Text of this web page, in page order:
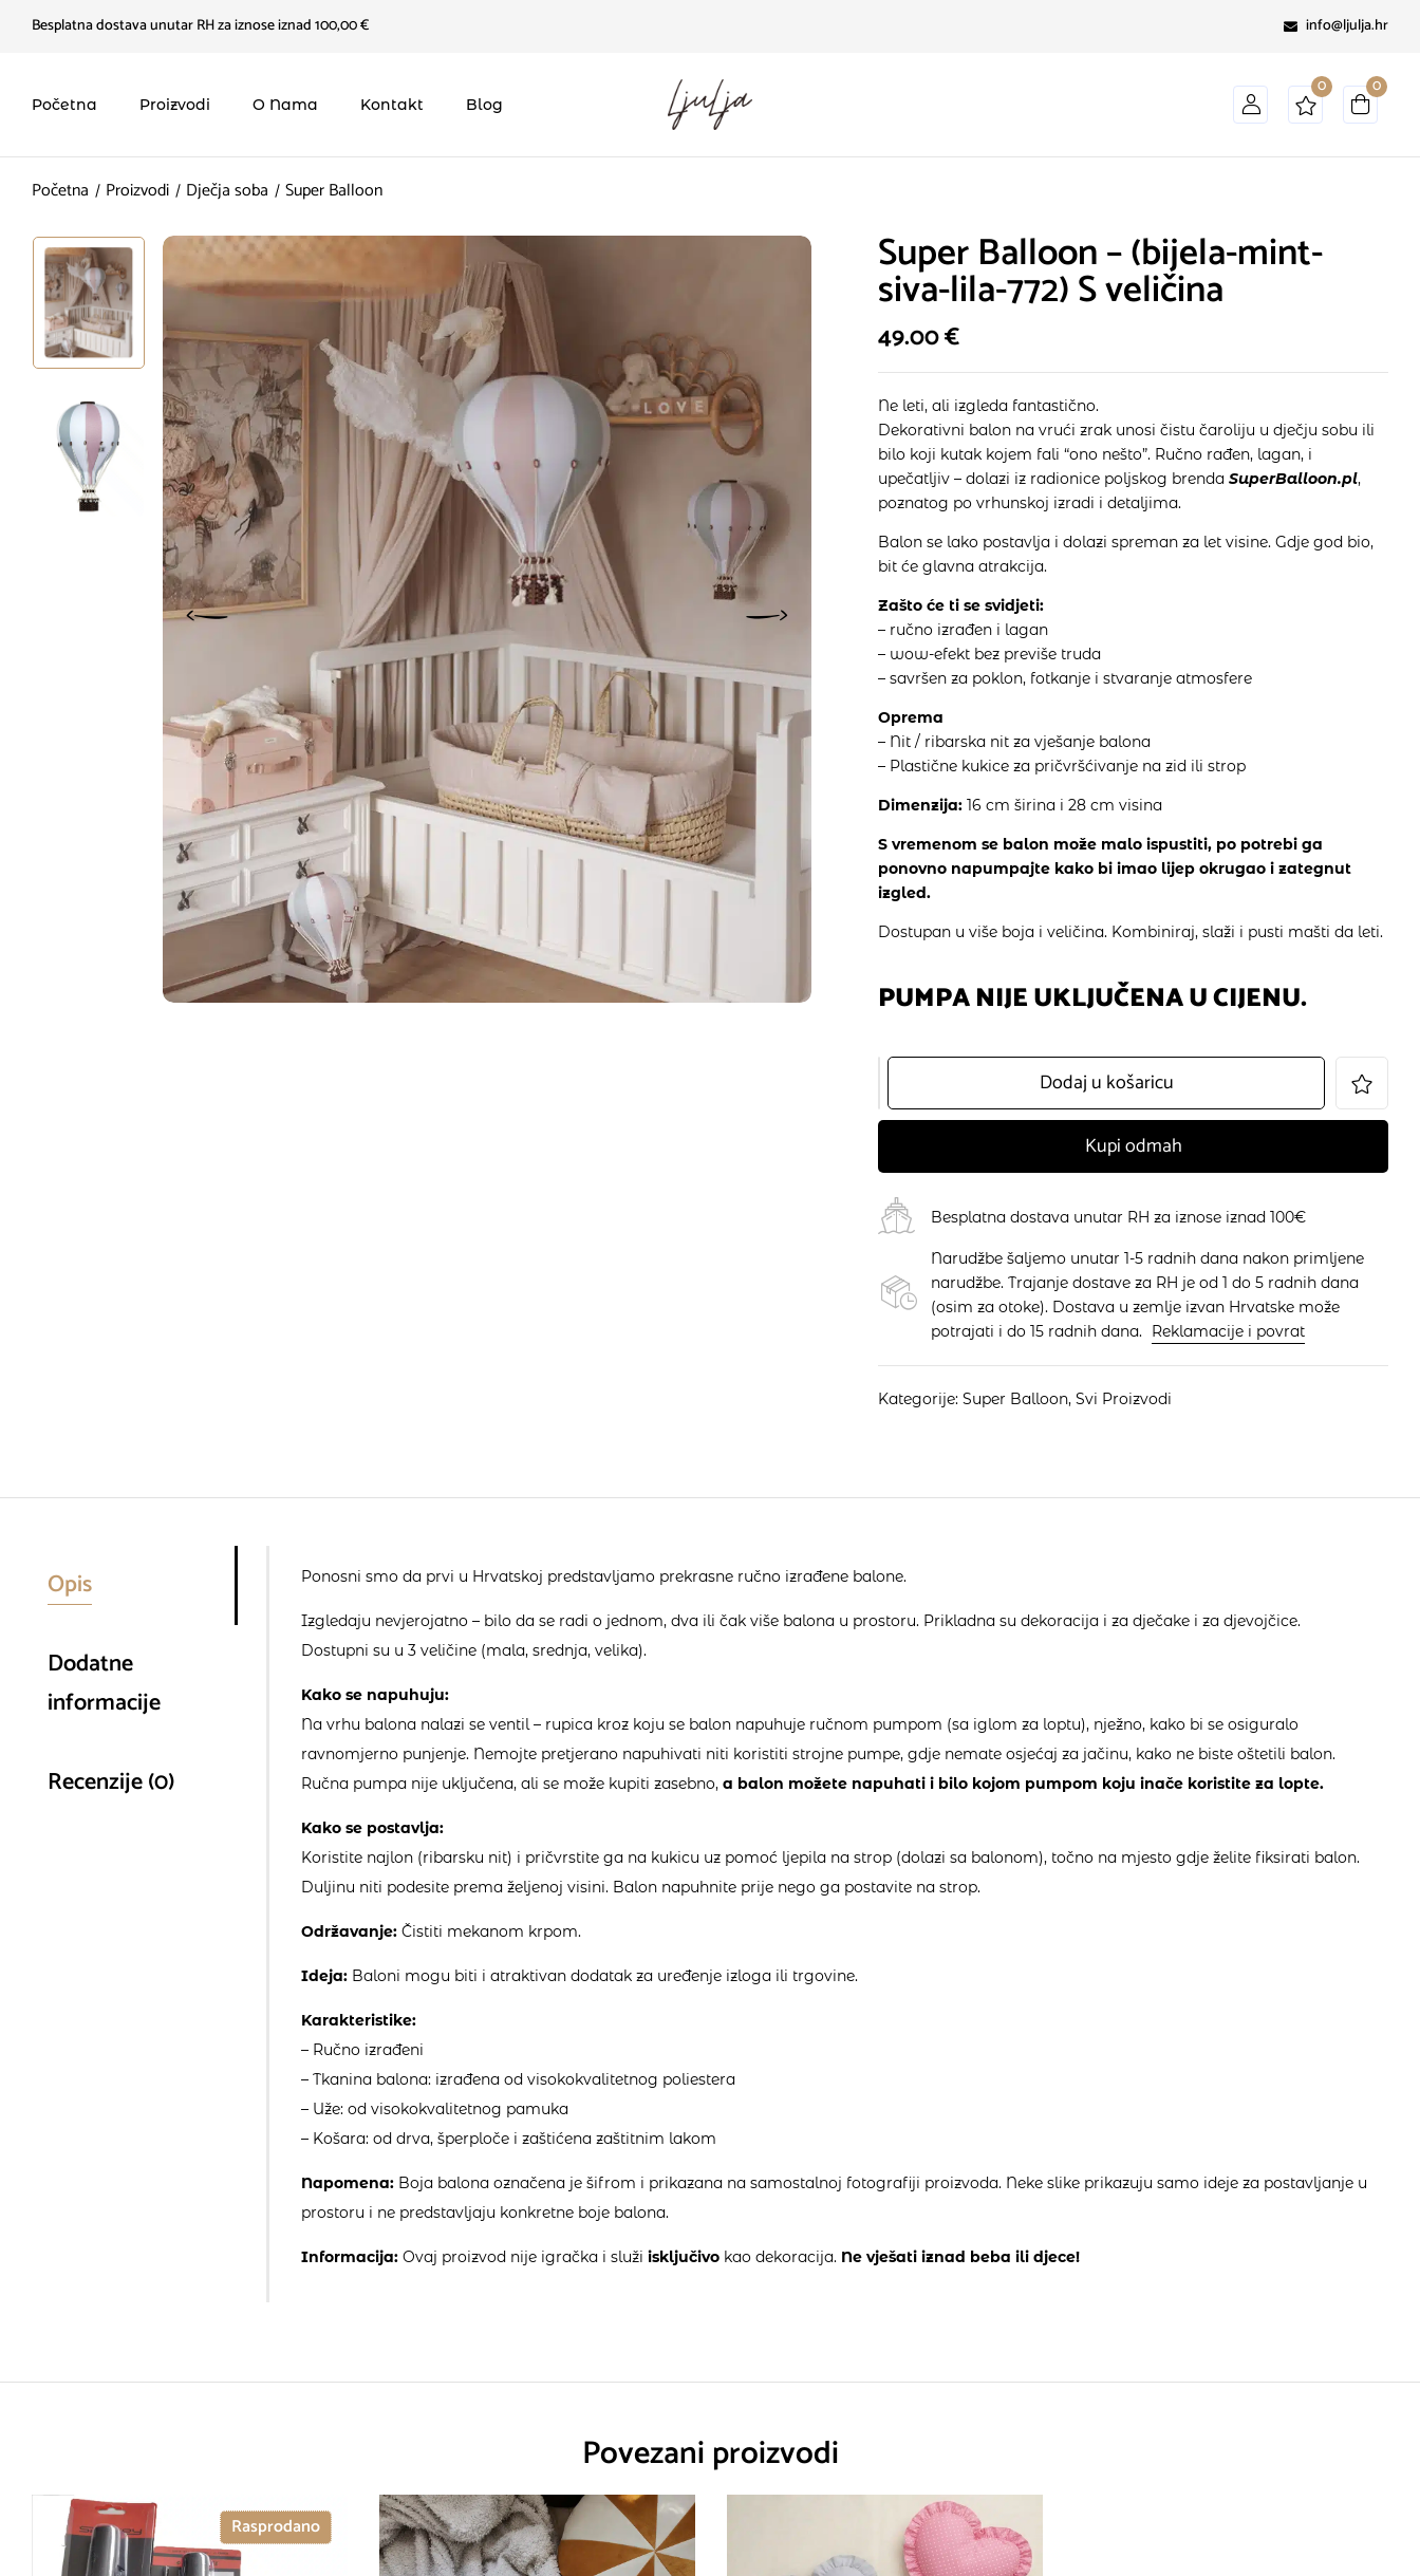
Besplatna dostava unutar RH za iznose iznad 100,00 € info@ljulja.hr
Početna Proizvodi O Nama Kontakt Blog
0 0
Početna Proizvodi Dječja soba Super Balloon
Super Balloon – (bijela-mint-
siva-lila-772) S veličina
49.00€
Ne leti, ali izgleda fantastično.
Dekorativni balon na vrući zrak unosi čistu čaroliju u dječju sobu ili
bilo koji kutak kojem fali “ono nešto”. Ručno rađen, lagan, i
upečatljiv – dolazi iz radionice poljskog brendaSuperBalloon.pl,
poznatog po vrhunskoj izradi i detaljima.
Balon se lako postavlja i dolazi spreman za let visine. Gdje god bio,
bit će glavna atrakcija.
Zašto će ti se svidjeti:
– ručno izrađen i lagan
– wow-efekt bez previše truda
– savršen za poklon, fotkanje i stvaranje atmosfere
Oprema
– Nit / ribarska nit za vješanje balona
– Plastične kukice za pričvršćivanje na zid ili strop
Dimenzija: 16 cm širina i 28 cm visina
S vremenom se balon može malo ispustiti, po potrebi ga
ponovno napumpajte kako bi imao lijep okrugao i zategnut
izgled.
Dostupan u više boja i veličina. Kombiniraj, slaži i pusti mašti da leti.
PUMPA NIJE UKLJUČENA U CIJENU.
Dodaj u košaricu
Kupi odmah
Besplatna dostava unutar RH za iznose iznad 100€
Narudžbe šaljemo unutar 1-5 radnih dana nakon primljene
narudžbe. Trajanje dostave za RH je od 1 do 5 radnih dana
(osim za otoke). Dostava u zemlje izvan Hrvatske može
potrajati i do 15 radnih dana. Reklamacije i povrat
Kategorije:Super Balloon,Svi Proizvodi
Opis
Dodatne
informacije
Recenzije (0)
Ponosni smo da prvi u Hrvatskoj predstavljamo prekrasne ručno izrađene balone.
Izgledaju nevjerojatno – bilo da se radi o jednom, dva ili čak više balona u prostoru. Prikladna su dekoracija i za dječake i za djevojčice.
Dostupni su u 3 veličine (mala, srednja, velika).
Kako se napuhuju:
Na vrhu balona nalazi se ventil – rupica kroz koju se balon napuhuje ručnom pumpom (sa iglom za loptu), nježno, kako bi se osiguralo
ravnomjerno punjenje. Nemojte pretjerano napuhivati niti koristiti strojne pumpe, gdje nemate osjećaj za jačinu, kako ne biste oštetili balon.
Ručna pumpa nije uključena, ali se može kupiti zasebno, a balon možete napuhati i bilo kojom pumpom koju inače koristite za lopte.
Kako se postavlja:
Koristite najlon (ribarsku nit) i pričvrstite ga na kukicu uz pomoć ljepila na strop (dolazi sa balonom), točno na mjesto gdje želite fiksirati balon.
Duljinu niti podesite prema željenoj visini. Balon napuhnite prije nego ga postavite na strop.
Održavanje: Čistiti mekanom krpom.
Ideja: Baloni mogu biti i atraktivan dodatak za uređenje izloga ili trgovine.
Karakteristike:
– Ručno izrađeni
– Tkanina balona: izrađena od visokokvalitetnog poliestera
– Uže: od visokokvalitetnog pamuka
– Košara: od drva, šperploče i zaštićena zaštitnim lakom
Napomena: Boja balona označena je šifrom i prikazana na samostalnoj fotografiji proizvoda. Neke slike prikazuju samo ideje za postavljanje u
prostoru i ne predstavljaju konkretne boje balona.
Informacija: Ovaj proizvod nije igračka i služi isključivo kao dekoracija. Ne vješati iznad beba ili djece!
Povezani proizvodi
Rasprodano